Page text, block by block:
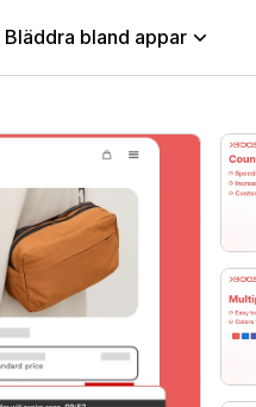
Bläddra bland appar